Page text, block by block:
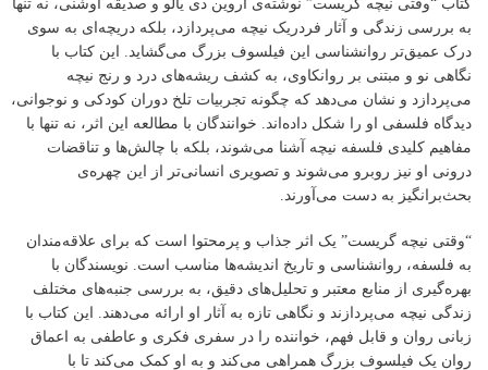
کتاب “وقتی نیچه گریست” نوشته‌ی اروین دی یالو و صدیقه اوشنی، نه تنها
به بررسی زندگی و آثار فردریک نیچه می‌پردازد، بلکه دریچه‌ای به سوی
درک عمیق‌تر روانشناسی این فیلسوف بزرگ می‌گشاید. این کتاب با
نگاهی نو و مبتنی بر روانکاوی، به کشف ریشه‌های درد و رنج نیچه
می‌پردازد و نشان می‌دهد که چگونه تجربیات تلخ دوران کودکی و نوجوانی،
دیدگاه فلسفی او را شکل داده‌اند. خوانندگان با مطالعه این اثر، نه تنها با
مفاهیم کلیدی فلسفه نیچه آشنا می‌شوند، بلکه با چالش‌ها و تناقضات
درونی او نیز روبرو می‌شوند و تصویری انسانی‌تر از این چهره‌ی
بحث‌برانگیز به دست می‌آورند.
“وقتی نیچه گریست” یک اثر جذاب و پرمحتوا است که برای علاقه‌مندان
به فلسفه، روانشناسی و تاریخ اندیشه‌ها مناسب است. نویسندگان با
بهره‌گیری از منابع معتبر و تحلیل‌های دقیق، به بررسی جنبه‌های مختلف
زندگی نیچه می‌پردازند و نگاهی تازه به آثار او ارائه می‌دهند. این کتاب با
زبانی روان و قابل فهم، خواننده را در سفری فکری و عاطفی به اعماق
روان یک فیلسوف بزرگ همراهی می‌کند و به او کمک می‌کند تا با